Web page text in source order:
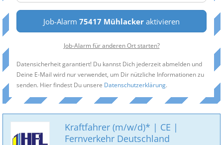
Job-Alarm 75417 Mühlacker aktivieren
Job-Alarm für anderen Ort starten?
Datensicherheit garantiert! Du kannst Dich jederzeit abmelden und
Deine E-Mail wird nur verwendet, um Dir nützliche Informationen zu
senden. Hier findest Du unsere Datenschutzerklärung.
Kraftfahrer (m/w/d)* | CE |
Fernverkehr Deutschland